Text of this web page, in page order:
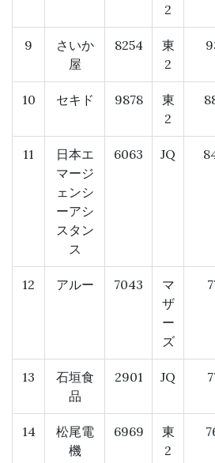
2
9
さいか
屋
8254
東
2
10 セキド 9878
東
2
11
日本エ
マージ
ェンシ
ーアシ
スタン
ス
6063 JQ
12 アルー 7043
マ
ザ
ー
ズ
13
石垣食
品
2901 JQ
14
松尾電
機
6969
東
2